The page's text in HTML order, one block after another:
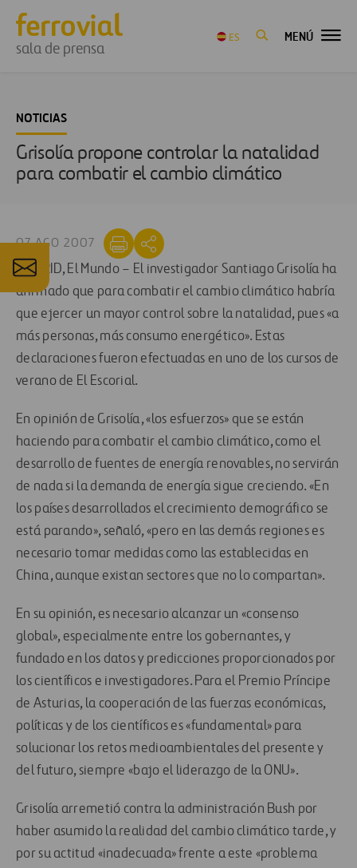
sala de prensa
ES MENÚ
NOTICIAS
Grisolía propone controlar la natalidad
para combatir el cambio climático
07 AGO 2007
MADRID, El Mundo – El investigador Santiago Grisolía ha
afirmado que para combatir el cambio climático habría
que ejercer un mayor control sobre la natalidad, pues «a
más personas, más consumo energético». Estas
declaraciones fueron efectuadas en uno de los cursos de
verano de El Escorial.
En opinión de Grisolía, «los esfuerzos» que se están
haciendo para combatir el cambio climático, como el
desarrollo de fuentes de energía renovables, no servirán
de nada si la demanda de energía sigue creciendo. «En
los países desarrollados el crecimiento demográfico se
está parando», señaló, «pero en las demás regiones es
necesario tomar medidas como las establecidas en
China, aunque existan sectores que no lo compartan».
En su opinión, es necesario alcanzar un «consenso
global», especialmente entre los gobernantes, y
fundado en los datos y predicciones proporcionados por
los científicos e investigadores. Para el Premio Príncipe
de Asturias, la cooperación de las fuerzas económicas,
políticas y de los científicos es «fundamental» para
solucionar los retos medioambientales del presente y
del futuro, siempre «bajo el liderazgo de la ONU».
Grisolía arremetió contra la administración Bush por
haber asumido la realidad del cambio climático tarde, y
por su actitud «inadecuada» frente a este «problema